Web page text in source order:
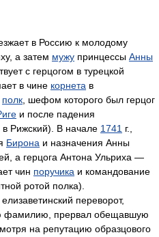
в Россию к молодому
а затем мужу принцессы Анны
с герцогом в турецкой
в чине корнета в
полк , шефом которого был герцог
и после падения
Рижский). В начале 1741 г.,
Бирона и назначения Анны
а герцога Антона Ульриха —
чин поручика и командование
ротой полка).
переворот,
фамилию, прервал обещавшую
на репутацию образцового